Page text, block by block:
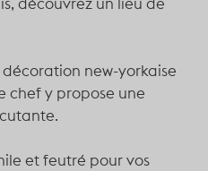
new-yorkaise
chef y propose une
et feutré pour vos